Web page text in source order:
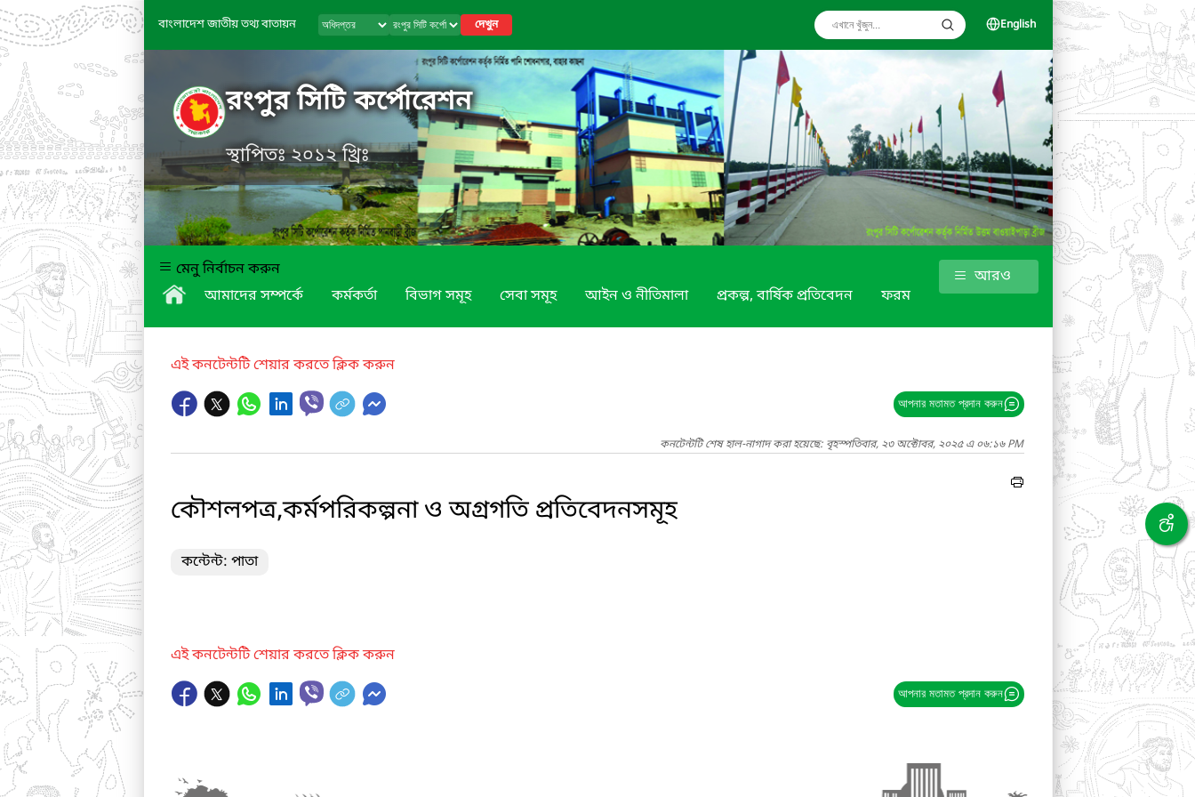
বাংলাদেশ জাতীয় তথ্য বাতায়ন দেখুন English
রংপুর সিটি কর্পোরেশন
স্থাপিতঃ ২০১২ খ্রিঃ
মেনু নির্বাচন করুন
আমাদের সম্পর্কে
কর্মকর্তা বিভাগ সমূহ সেবা সমূহ আইন ও নীতিমালা প্রকল্প, বার্ষিক প্রতিবেদন ফরম
আরও
এই কনটেন্টটি শেয়ার করতে ক্লিক করুন
আপনার মতামত প্রদান করুন
কনটেন্টটি শেষ হাল-নাগাদ করা হয়েছে: বৃহস্পতিবার, ২৩ অক্টোবর, ২০২৫ এ ০৬:১৬ PM
কৌশলপত্র,কর্মপরিকল্পনা ও অগ্রগতি প্রতিবেদনসমূহ
কন্টেন্ট: পাতা
এই কনটেন্টটি শেয়ার করতে ক্লিক করুন
আপনার মতামত প্রদান করুন